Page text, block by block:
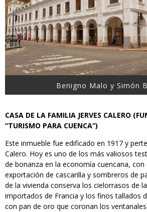
Benigno Malo y Simón
CASA DE LA FAMILIA JERVES CALERO
“TURISMO PARA CUENCA”)
Este inmueble fue edificado en 1917 y
Calero. Hoy es uno de los más valiosos
de bonanza en la economía cuencana, con
exportación de cascarilla y sombreros de
de la vivienda conserva los cielorrasos de
importados de Francia y los finos tallados
con pan de oro que coronan los